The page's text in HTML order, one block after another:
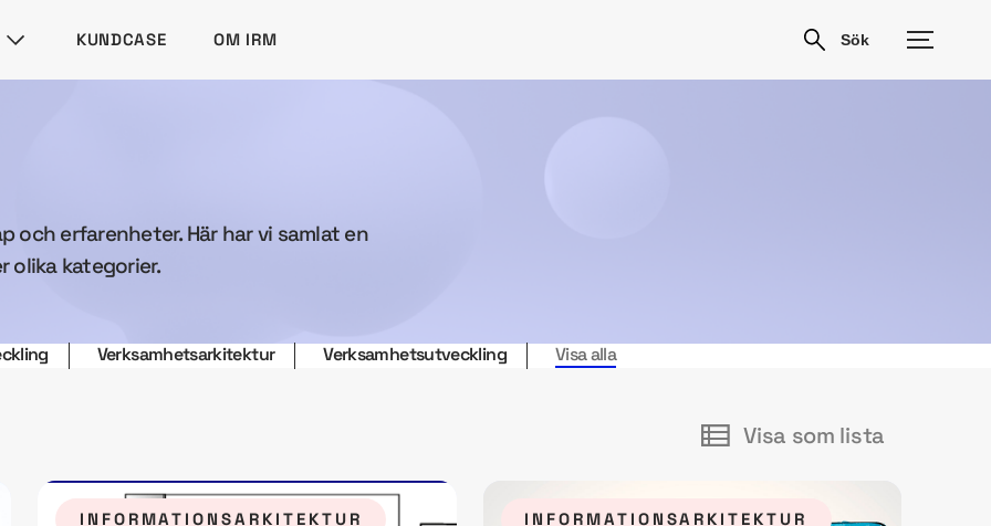
KUNDCASE OM IRM
och erfarenheter. Här har vi samlat en
olika kategorier.
Verksamhetsarkitektur Verksamhetsutveckling Visa alla
Visa som lista
INFORMATIONSARKITEKTUR INFORMATIONSARKITEKTUR